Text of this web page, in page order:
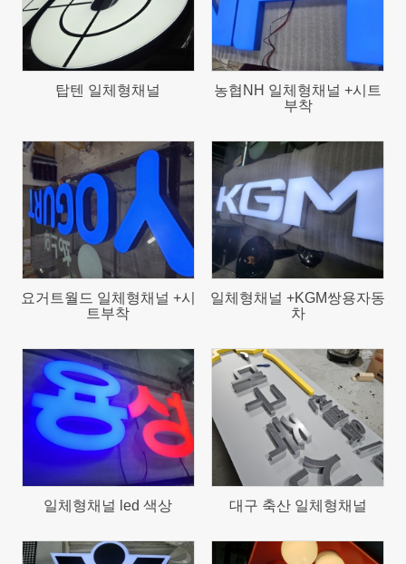
탑텐 일체형채널
농협NH 일체형채널 +시트
부착
73
요거트월드 일체형채널 +시
트부착
718
일체형채널 +KGM쌍용자동
차
645
일체형채널 led 색상
629
대구 축산 일체형채널